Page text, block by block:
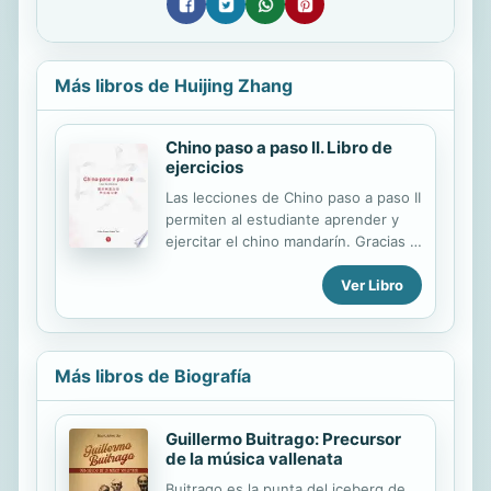
Más libros de Huijing Zhang
Chino paso a paso II. Libro de
ejercicios
Las lecciones de Chino paso a paso II
permiten al estudiante aprender y
ejercitar el chino mandarín. Gracias a
ejercicios especiales podrá practicar
la lectura de ensayos, la escritura de
los distintos caracteres y la escucha
y comprensión gracias a canciones y
poemas que permiten experimentar
el ritmo del idioma. Los dos libros
facilitan el aprendizaje de las
habilidades exigidas en el examen
internacional de chino mandarín HSK.
Esta es la continuación del libro de
Ver Libro
Más libros de Biografía
Guillermo Buitrago: Precursor
de la música vallenata